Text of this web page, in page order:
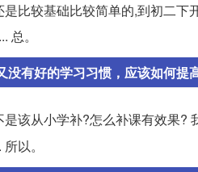
比较基础比较简单的,到初二
总。
没有好的学习习惯，应该如何提
该从小学补?怎么补课有效果?
以。